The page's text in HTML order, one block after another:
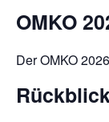
OMKO
Der OMKO